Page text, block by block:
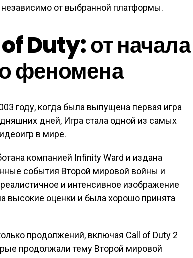
от выбранной платформы.
Duty: от начала
феномена
году, когда была выпущена первая игра
дней, Игра стала одной из самых
в мире.
компанией Infinity Ward и издана
события Второй мировой войны и
и интенсивное изображение
высокие оценки и была хорошо принята
продолжений, включая Call of Duty 2
продолжали тему Второй мировой